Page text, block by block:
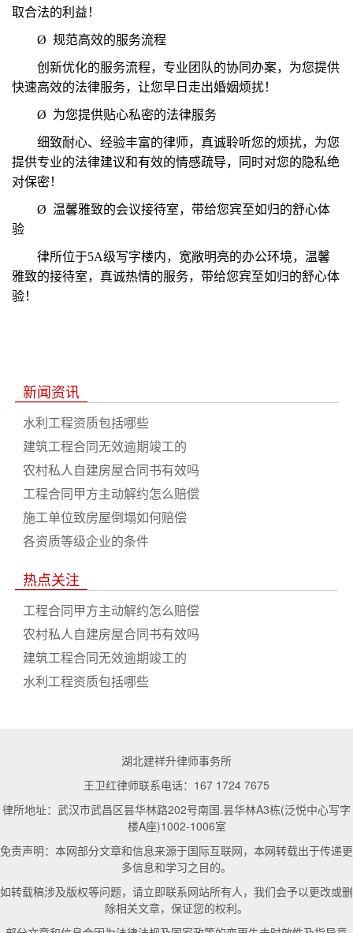
取合法的利益！
Ø 规范高效的服务流程
创新优化的服务流程，专业团队的协同办案，为您提供
快速高效的法律服务，让您早日走出婚姻烦扰！
Ø 为您提供贴心私密的法律服务
细致耐心、经验丰富的律师，真诚聆听您的烦扰，为您
提供专业的法律建议和有效的情感疏导，同时对您的隐私绝
对保密！
Ø 温馨雅致的会议接待室，带给您宾至如归的舒心体
验
律所位于5A级写字楼内，宽敞明亮的办公环境，温馨
雅致的接待室，真诚热情的服务，带给您宾至如归的舒心体
验！
新闻资讯
水利工程资质包括哪些
建筑工程合同无效逾期竣工的
农村私人自建房屋合同书有效吗
工程合同甲方主动解约怎么赔偿
施工单位致房屋倒塌如何赔偿
各资质等级企业的条件
热点关注
工程合同甲方主动解约怎么赔偿
农村私人自建房屋合同书有效吗
建筑工程合同无效逾期竣工的
水利工程资质包括哪些
湖北建祥升律师事务所
王卫红律师联系电话：167 1724 7675
律所地址：武汉市武昌区昙华林路202号南国.昙华林A3栋(泛悦中心写字
楼A座)1002-1006室
免责声明：本网部分文章和信息来源于国际互联网，本网转载出于传递更
多信息和学习之目的。
如转载稿涉及版权等问题，请立即联系网站所有人，我们会予以更改或删
除相关文章，保证您的权利。